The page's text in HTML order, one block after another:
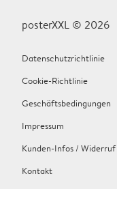
posterXXL © 2026
Datenschutzrichtlinie
Cookie-Richtlinie
Geschäftsbedingungen
Impressum
Kunden-Infos / Widerruf
Kontakt